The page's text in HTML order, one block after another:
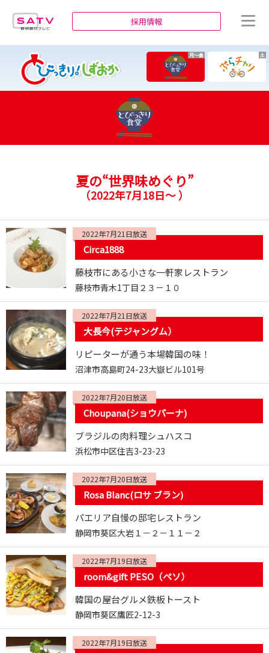
採用情報
月～金 土
夏の“世界味めぐり”
（2022年7月18日～）
2022年7月21日放送
Circa1888
藤枝市にある小さな一軒家レストラン
藤枝市青木1丁目２３－１０
2022年7月21日放送
大長今(テジャングム）
リピーターが通う本場韓国の味！
沼津市高島町24-23大嶽ビル101号
2022年7月20日放送
Choupana(ショウパーナ)
ブラジルの肉料理シュハスコ
浜松市中区住吉3-23-23
2022年7月20日放送
Rosa Blanc(ロサ ブラン)
パエリア自慢の邸宅レストラン
静岡市葵区大岩１－２－１１－２
2022年7月19日放送
room&gift PESO（ペソ）
韓国の屋台グルメ鉄板トースト
静岡市葵区鷹匠2-12-3
2022年7月19日放送